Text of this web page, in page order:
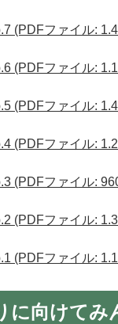
(PDFファイル:
(PDFファイル:
(PDFファイル:
(PDFファイル:
(PDFファイル:
(PDFファイル:
(PDFファイル:
に向けて